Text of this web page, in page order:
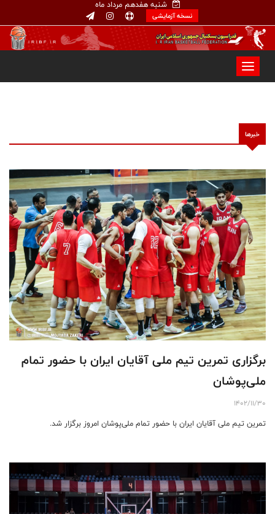
شنبه هفدهم مرداد ماه
نسخه آزمایشی
خبرها
برگزاری تمرین تیم ملی آقایان ایران با حضور تمام
ملی‌پوشان
1402/11/30
تمرین تیم ملی آقایان ایران با حضور تمام ملی‌پوشان امروز برگزار شد.